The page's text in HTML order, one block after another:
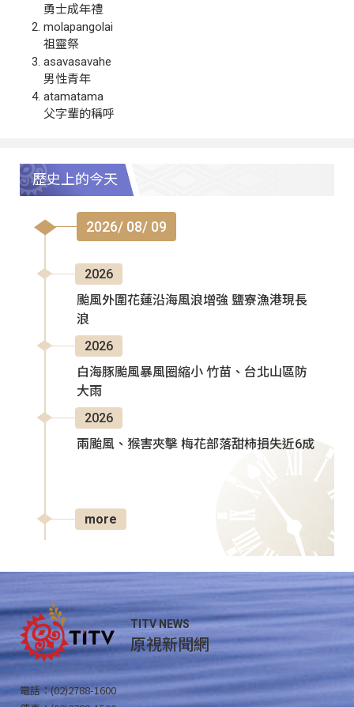
勇士成年禮
molapangolai
祖靈祭
asavasavahe
男性青年
atamatama
父字輩的稱呼
歷史上的今天
2026/ 08/ 09
2026
颱風外圍花蓮沿海風浪增強 鹽寮漁港現長
浪
2026
白海豚颱風暴風圈縮小 竹苗、台北山區防
大雨
2026
兩颱風、猴害夾擊 梅花部落甜柿損失近6成
more
TITV NEWS
原視新聞網
電話：(02)2788-1600